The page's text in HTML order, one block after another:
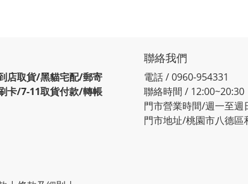
店取貨/黑貓宅配/郵寄
卡/7-11取貨付款/轉帳
聯絡我們
電話 / 0960-954331
聯絡時間 / 12:00~20:30
門市營業時間/週一至週
門市地址/桃園市八德區